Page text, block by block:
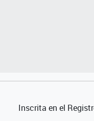
Inscrita en el